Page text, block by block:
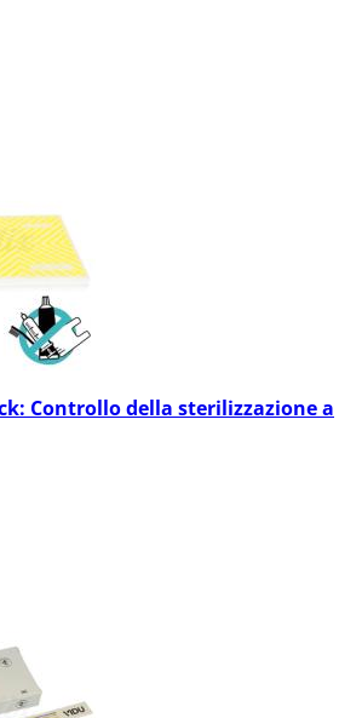
Controllo della sterilizzazione a